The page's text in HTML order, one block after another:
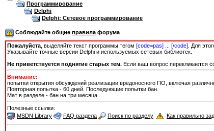
Программирование
Delphi
Delphi: Сетевое программирование
Соблюдайте общие правилафорума
Пожалуйста , выделяйте текст программы тегом [сode=pas] ... [/сode] . Для
Указывайте точные версии Delphi и используемых сетевых библиотек.
Не приветствуется поднятие старых тем. Если ваш вопрос перекликается
Внимание:
попытки открытия обсуждений реализации вредоносного ПО, включая
Повторная попытка - 60 дней. Последующие попытки бан.
Мат в разделе - бан на три месяца...
Полезные ссылки:
MSDN Library
FAQ раздела Поиск по разделу Как правильно